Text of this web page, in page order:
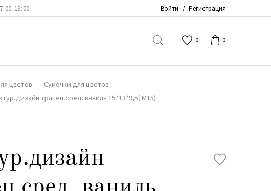
16:00 Войти / Регистрация
0 0
цветов
Сумочки для цветов
трапец.сред. ваниль 15*13*9,5( М15)